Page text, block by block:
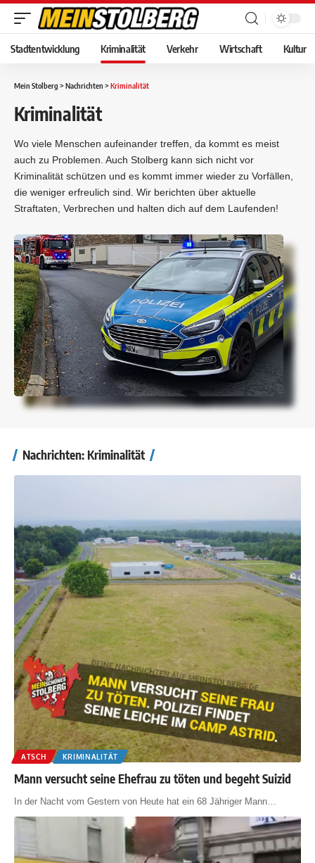
Stadtentwicklung Kriminalität Verkehr Wirtschaft Kultur
Mein Stolberg > Nachrichten > Kriminalität
Kriminalität
Wo viele Menschen aufeinander treffen, da kommt es meist
auch zu Problemen. Auch Stolberg kann sich nicht vor
Kriminalität schützen und es kommt immer wieder zu Vorfällen,
die weniger erfreulich sind. Wir berichten über aktuelle
Straftaten, Verbrechen und halten dich auf dem Laufenden!
Nachrichten: Kriminalität
ATSCH KRIMINALITÄT
Mann versucht seine Ehefrau zu töten und begeht Suizid
In der Nacht vom Gestern von Heute hat ein 68 Jähriger Mann